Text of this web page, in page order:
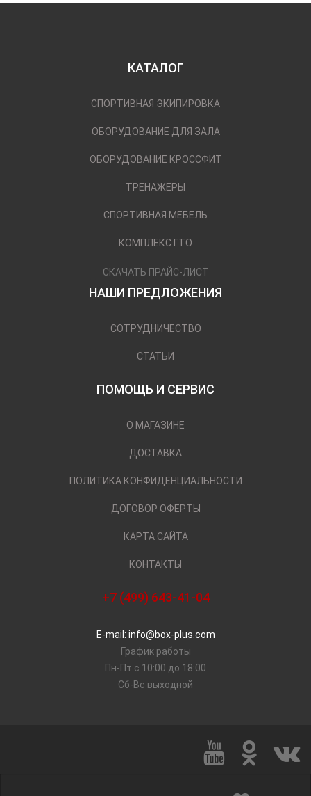
КАТАЛОГ
СПОРТИВНАЯ ЭКИПИРОВКА
ОБОРУДОВАНИЕ ДЛЯ ЗАЛА
ОБОРУДОВАНИЕ КРОССФИТ
ТРЕНАЖЕРЫ
СПОРТИВНАЯ МЕБЕЛЬ
КОМПЛЕКС ГТО
СКАЧАТЬ ПРАЙС-ЛИСТ
НАШИ ПРЕДЛОЖЕНИЯ
СОТРУДНИЧЕСТВО
СТАТЬИ
ПОМОЩЬ И СЕРВИС
О МАГАЗИНЕ
ДОСТАВКА
ПОЛИТИКА КОНФИДЕНЦИАЛЬНОСТИ
ДОГОВОР ОФЕРТЫ
КАРТА САЙТА
КОНТАКТЫ
+7 (499) 643-41-04
E-mail: info@box-plus.com
График работы
Пн-Пт с 10:00 до 18:00
Сб-Вс выходной